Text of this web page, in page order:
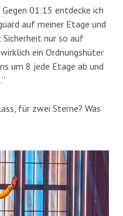
01:15 entdecke ich
auf meiner Etage und
nur so auf
ein Ordnungshüter
um 8 jede Etage ab und
für zwei Sterne? Was